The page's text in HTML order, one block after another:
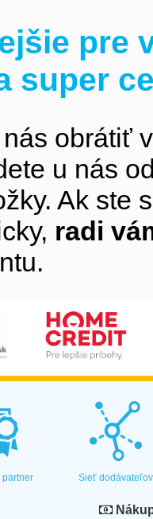
pre
super
obrátiť
u nás
Ak ste
radi
partner Sieť dodávateľov